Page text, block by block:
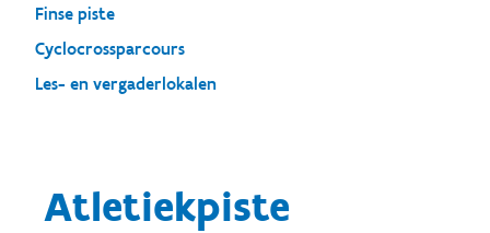
Finse piste
Cyclocrossparcours
Les- en vergaderlokalen
Atletiekpiste